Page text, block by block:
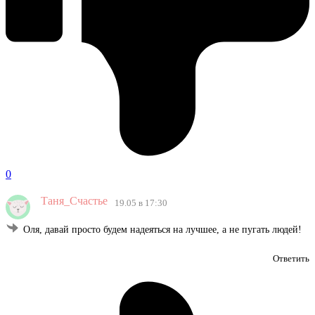
0
Таня_Счастье 19.05 в 17:30
Оля, давай просто будем надеяться на лучшее, а не пугать людей!
Ответить